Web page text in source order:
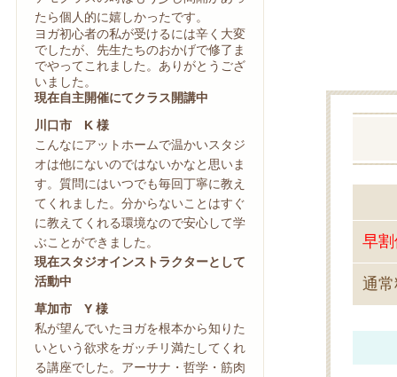
早割
通
たら個人的に嬉しかったです。
ヨガ初心者の私が受けるには辛く大変
でしたが、先生たちのおかげで修了ま
でやってこれました。ありがとうござ
いました。
現在自主開催にてクラス開講中
川口市 K 様
こんなにアットホームで温かいスタジ
オは他にないのではないかなと思いま
す。質問にはいつでも毎回丁寧に教え
てくれました。分からないことはすぐ
に教えてくれる環境なので安心して学
ぶことができました。
現在スタジオインストラクターとして
活動中
草加市 Y 様
私が望んでいたヨガを根本から知りた
いという欲求をガッチリ満たしてくれ
る講座でした。アーサナ・哲学・筋肉